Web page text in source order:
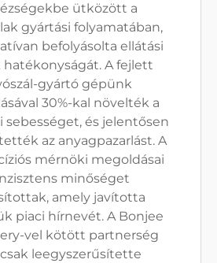
ütközött a
gyártási folyamatában,
befolyásolta ellátási
hatékonyságát. A fejlett
gyártó gépünk
30%-kal növelték a
sebességet, és jelentősen
az anyagpazarlást. A
mérnöki megoldásai
minőséget
amely javította
piaci hírnevét. A Bonjee
vel kötött partnerség
leegyszerűsítette